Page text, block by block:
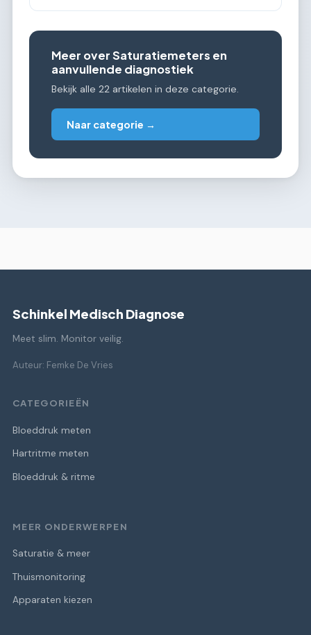
Meer over Saturatiemeters en
aanvullende diagnostiek
Bekijk alle 22 artikelen in deze categorie.
Naar categorie →
Schinkel Medisch Diagnose
Meet slim. Monitor veilig.
Auteur: Femke De Vries
CATEGORIEËN
Bloeddruk meten
Hartritme meten
Bloeddruk & ritme
MEER ONDERWERPEN
Saturatie & meer
Thuismonitoring
Apparaten kiezen